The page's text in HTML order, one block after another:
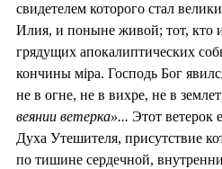
свидетелем которого стал
Илия, и поныне живой; тот, кто
грядущих апокалиптических
кончины мiра. Господь Бог
не в огне, не в вихре, не в
веянии ветерка»... Этот ветерок
Духа Утешителя, присутствие
по тишине сердечной,